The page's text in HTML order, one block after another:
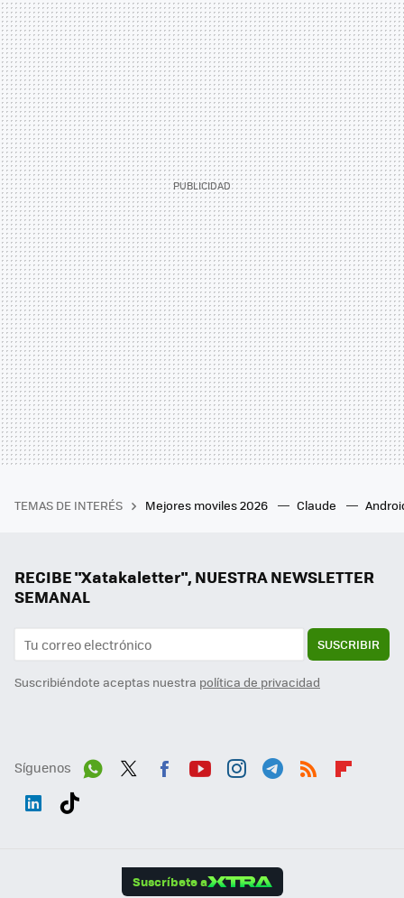
TEMAS DE INTERÉS Mejores moviles 2026 Claude
RECIBE "Xatakaletter", NUESTRA NEWSLETTER
SEMANAL
SUSCRIBIR
Suscribiéndote aceptas nuestra política de privacidad
Síguenos
Suscríbete a